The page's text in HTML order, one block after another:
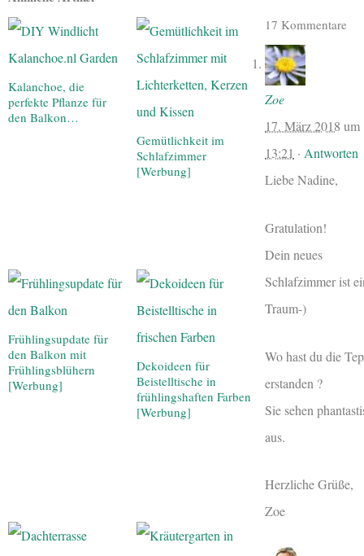
Kalanchoe, die
perfekte Pflanze für
den Balkon…
Gemütlichkeit im
Schlafzimmer
[Werbung]
Frühlingsupdate für
den Balkon mit
Frühlingsblühern
[Werbung]
Dekoideen für
Beistelltische in
frühlingshaften Farben
[Werbung]
17 Kommentare
Zoe
17. März 2018 um
13:21 · Antworten
Liebe Nadine,
Gratulation!
Dein neues
Schlafzimmer ist
Traum-)
Wo hast du die
erstanden ?
Sie sehen
aus.
Herzliche Grüße,
Zoe